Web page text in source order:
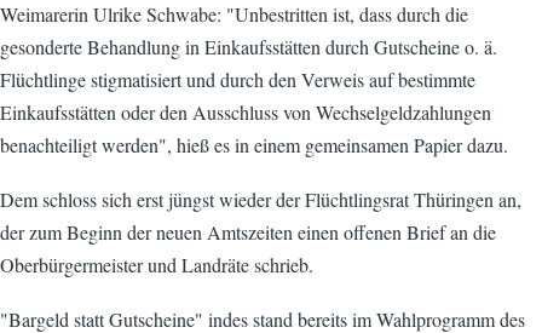
Weimarerin Ulrike Schwabe: "Unbestritten ist, dass durch die
gesonderte Behandlung in Einkaufsstätten durch Gutscheine o. ä.
Flüchtlinge stigmatisiert und durch den Verweis auf bestimmte
Einkaufsstätten oder den Ausschluss von Wechselgeldzahlungen
benachteiligt werden", hieß es in einem gemeinsamen Papier dazu.
Dem schloss sich erst jüngst wieder der Flüchtlingsrat Thüringen an,
der zum Beginn der neuen Amtszeiten einen offenen Brief an die
Oberbürgermeister und Landräte schrieb.
"Bargeld statt Gutscheine" indes stand bereits im Wahlprogramm des